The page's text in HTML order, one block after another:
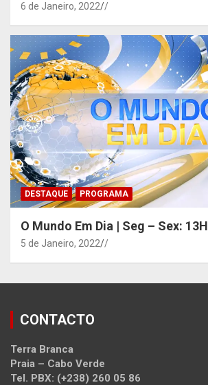
6 de Janeiro, 2022 /
DESTAQUE PROGRAMA
O Mundo Em Dia | Seg – Sex: 13H
5 de Janeiro, 2022 /
CONTACTO
Terra Branca
Praia – Cabo Verde
Tel. PBX: (+238) 260 05 86